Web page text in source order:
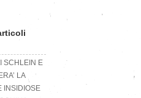
SCHLEIN E
LA
INSIDIOSE